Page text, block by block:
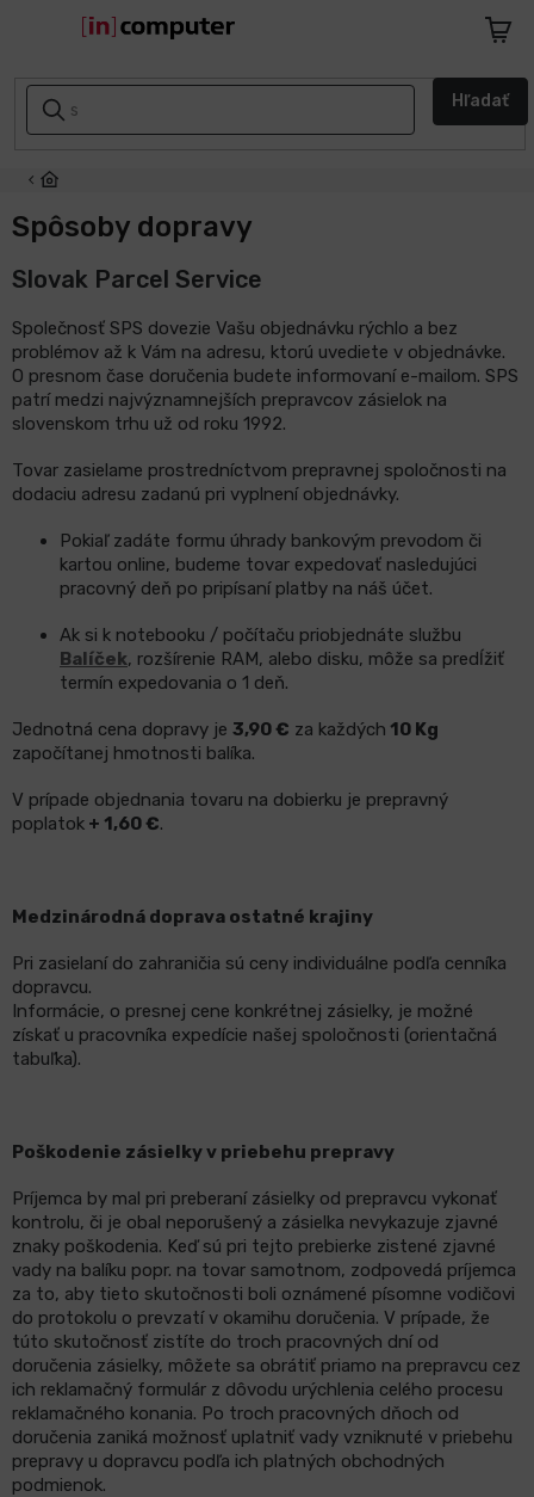
Hľadať
AKCIE
ZĽAVY
DO
ŠKOLY
Počítače
Telefóny
tablety
Apple
Príslušenstvo
Značky
Spôsoby dopravy
Slovak Parcel Service
Společnosť SPS dovezie Vašu objednávku rýchlo a bez
problémov až k Vám na adresu, ktorú uvediete v objednávke.
O presnom čase doručenia budete informovaní e-mailom. SPS
patrí medzi najvýznamnejších prepravcov zásielok na
slovenskom trhu už od roku 1992.
Tovar zasielame prostredníctvom prepravnej spoločnosti na
dodaciu adresu zadanú pri vyplnení objednávky.
Pokiaľ zadáte formu úhrady bankovým prevodom či
kartou online, budeme tovar expedovať nasledujúci
pracovný deň po pripísaní platby na náš účet.
Ak si k notebooku / počítaču priobjednáte službu
Balíček, rozšírenie RAM, alebo disku, môže sa predĺžiť
termín expedovania o 1 deň.
Jednotná cena dopravy je 3,90€ za každých 10 Kg
započítanej hmotnosti balíka.
V prípade objednania tovaru na dobierku je prepravný
poplatok + 1,60 €.
Medzinárodná doprava ostatné krajiny
Pri zasielaní do zahraničia sú ceny individuálne podľa cenníka
dopravcu.
Informácie, o presnej cene konkrétnej zásielky, je možné
získať u pracovníka expedície našej spoločnosti (orientačná
tabuľka).
Poškodenie zásielky v priebehu prepravy
Príjemca by mal pri preberaní zásielky od prepravcu vykonať
kontrolu, či je obal neporušený a zásielka nevykazuje zjavné
znaky poškodenia. Keď sú pri tejto prebierke zistené zjavné
vady na balíku popr. na tovar samotnom, zodpovedá príjemca
za to, aby tieto skutočnosti boli oznámené písomne vodičovi
do protokolu o prevzatí v okamihu doručenia. V prípade, že
túto skutočnosť zistíte do troch pracovných dní od
doručenia zásielky, môžete sa obrátiť priamo na prepravcu cez
ich reklamačný formulár z dôvodu urýchlenia celého procesu
reklamačného konania. Po troch pracovných dňoch od
doručenia zaniká možnosť uplatniť vady vzniknuté v priebehu
prepravy u dopravcu podľa ich platných obchodných
podmienok.